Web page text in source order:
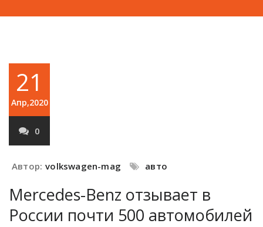
21
Апр,2020
0
Автор: volkswagen-mag авто
Mercedes-Benz отзывает в
России почти 500 автомобилей